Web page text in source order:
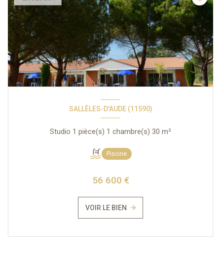
SALLÈLES-D'AUDE (11590)
Studio 1 pièce(s) 1 chambre(s) 30 m²
Piscine
56 600 €
VOIR LE BIEN